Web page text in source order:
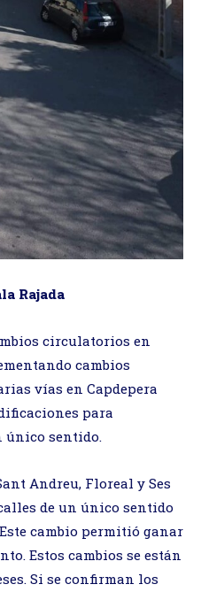
Rajada
circulatorios en
cambios
vías en Capdepera
para
único sentido.
Andreu, Floreal y Ses
de un único sentido
cambio permitió ganar
Estos cambios se están
Si se confirman los